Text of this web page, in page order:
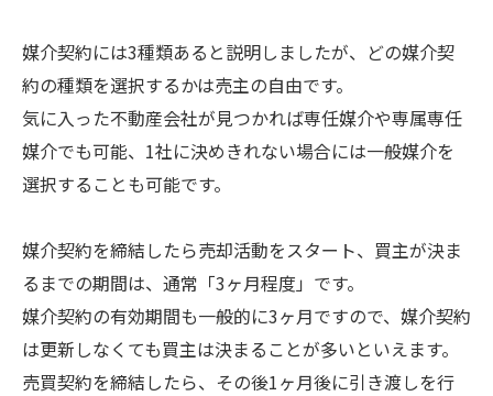
媒介契約には3種類あると説明しましたが、どの媒介契
約の種類を選択するかは売主の自由です。
気に入った不動産会社が見つかれば専任媒介や専属専任
媒介でも可能、1社に決めきれない場合には一般媒介を
選択することも可能です。
媒介契約を締結したら売却活動をスタート、買主が決ま
るまでの期間は、通常「3ヶ月程度」です。
媒介契約の有効期間も一般的に3ヶ月ですので、媒介契約
は更新しなくても買主は決まることが多いといえます。
売買契約を締結したら、その後1ヶ月後に引き渡しを行